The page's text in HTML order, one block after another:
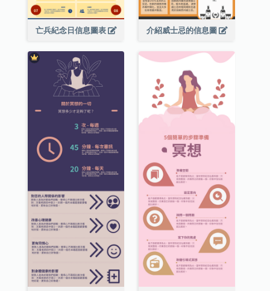
亡兵紀念日信息圖表 介紹威士忌的信息圖